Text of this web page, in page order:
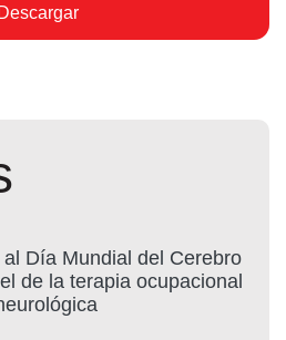
Descargar
Día Mundial del Cerebro
de la terapia ocupacional